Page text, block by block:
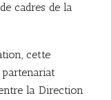
cadres de la
cette
la Direction